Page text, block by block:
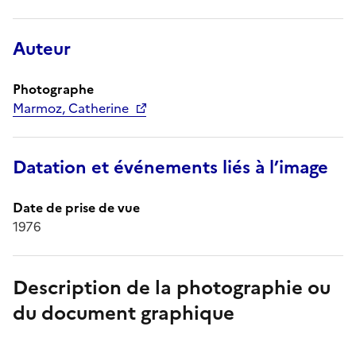
Auteur
Photographe
Marmoz, Catherine
Datation et événements liés à l’image
Date de prise de vue
1976
Description de la photographie ou
du document graphique